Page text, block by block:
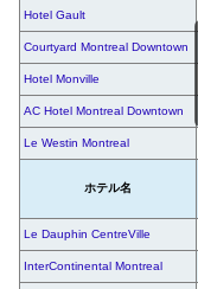
Hotel Gault
Courtyard Montreal Downtown
Hotel Monville
AC Hotel Montreal Downtown
Le Westin Montreal
ホテル名
Le Dauphin CentreVille
InterContinental Montreal